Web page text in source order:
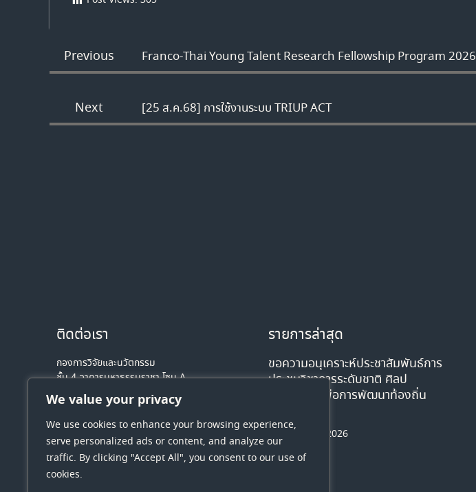
We value your privacy
We use cookies to enhance your browsing experience,
serve personalized ads or content, and analyze our
traffic. By clicking "Accept All", you consent to our use of
cookies.
Previous Franco-Thai Young Talent Research Fellowship Program 2026
Next [25 ส.ค.68] การใช้งานระบบ TRIUP ACT
ติดต่อเรา
กองการวิจัยและนวัตกรรม
ชั้น 4 อาคารมหาธรรมราชา โซน A
มหาวิทยาลัยนเรศวร 99 หมู่ 9 ตำบลท่าโพธิ์
อำเภอเมืองพิษณุโลก จังหวัดพิษณุโลก
รหัสไปรษณีย์ 65000
โทรศัพท์ : 0-5596- 8641
Email: dri-nu@nu.ac.th
รายการล่าสุด
ขอความอนุเคราะห์ประชาสัมพันธ์การ
ประชุมวิชาการระดับชาติ ศิลป
วัฒนธรรมเพื่อการพัฒนาท้องถิ่น
7 สิงหาคม 2026